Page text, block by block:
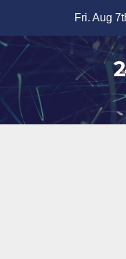
content
Fri. Aug